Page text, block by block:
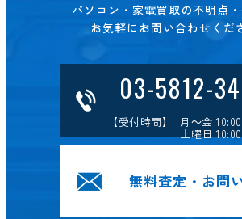
パソコン・家電買取の不明点
お気軽にお問い合わせくだ
03-5812-
【受付時間】 月～金
土曜日
無料査定・お問